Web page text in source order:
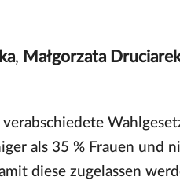
, Małgorzata
verabschiedete
als 35 % Frauen und
diese zugelassen